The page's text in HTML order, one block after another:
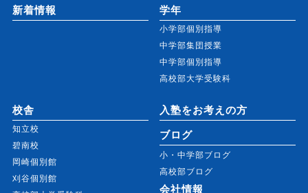
新着情報 学年
小学部個別指導
中学部集団授業
中学部個別指導
高校部大学受験科
校舎
知立校
碧南校
岡崎個別館
刈谷個別館
入塾をお考えの方
ブログ
小・中学部ブログ
高校部ブログ
会社情報